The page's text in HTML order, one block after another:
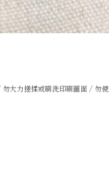
大力搓揉或刷洗印刷圖面 / 勿